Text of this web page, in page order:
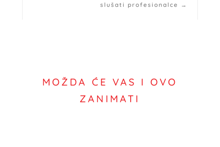
slušati profesionalce →
MOŽDA ĆE VAS I OVO
ZANIMATI